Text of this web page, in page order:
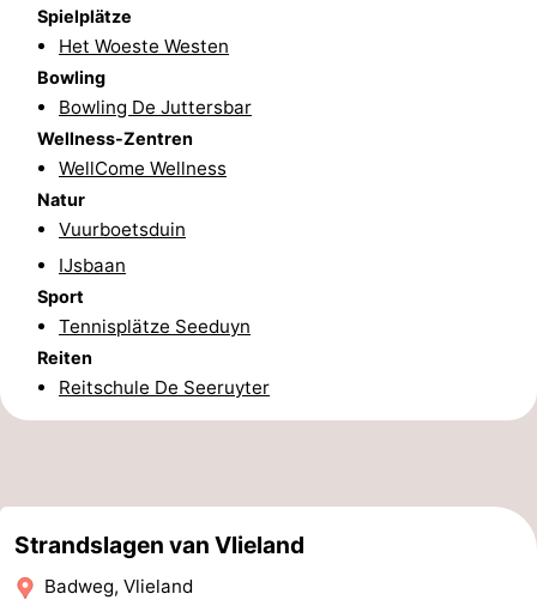
Schiermonnikoog
Ameland
Terschelling
Texel
Wetter
Kontakt
Spielplätze
Het Woeste Westen
Bowling
Bowling De Juttersbar
Wellness-Zentren
WellCome Wellness
Natur
Vuurboetsduin
IJsbaan
Sport
Tennisplätze Seeduyn
Reiten
Reitschule De Seeruyter
Strandslagen van Vlieland
Badweg, Vlieland